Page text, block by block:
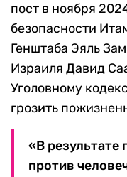
пост в ноября
безопасности
Генштаба Эяль
Израиля Давид
Уголовному
грозить
«В результате
против